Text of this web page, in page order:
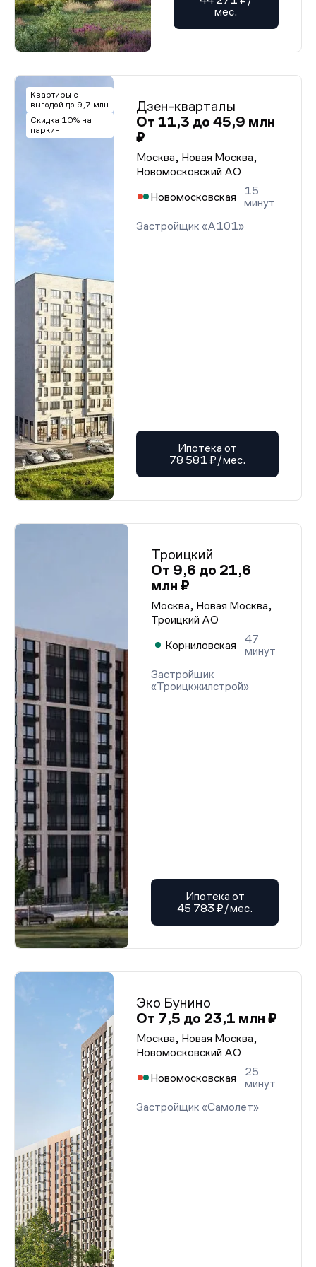
мес.
Квартиры с
выгодой до 9,7 млн
Скидка 10% на
паркинг
Дзен-кварталы
От 11,3 до 45,9 млн
₽
Москва, Новая Москва,
Новомосковский АО
Новомосковская
15
минут
Застройщик «А101»
Ипотека от
78 581 ₽/мес.
Троицкий
От 9,6 до 21,6
млн ₽
Москва, Новая Москва,
Троицкий АО
Корниловская
47
минут
Застройщик
«Троицкжилстрой»
Ипотека от
45 783 ₽/мес.
Эко Бунино
От 7,5 до 23,1 млн ₽
Москва, Новая Москва,
Новомосковский АО
Новомосковская
25
минут
Застройщик «Самолет»